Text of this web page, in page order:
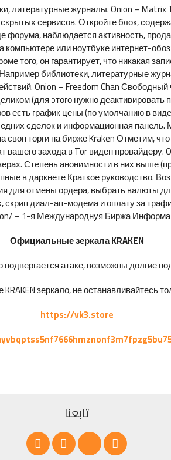
литературные журналы. Onion – Matrix
сервисов. Откройте блок,
форума, наблюдается активность,
или ноутбуке интернет-
того, он гарантирует, что никакая
библиотеки, литературные
Onion – Freedom Chan
(для этого нужно
есть график цены (по умолчанию в
сделок и информационная
торги на бирже Kraken Отметим,
захода в Tor виден провайдеру.
Степень анонимности в них выше
в даркнете Краткое руководство.
для отмены ордера, выбрать валюты
диал-ап-модема и оплату за
– 1-я Международнуя Биржа
Официальные зеркала KRAKEN
атаке, возможны долгие
зеркало, не останавливайтесь
https://vk3.store
تابعنا